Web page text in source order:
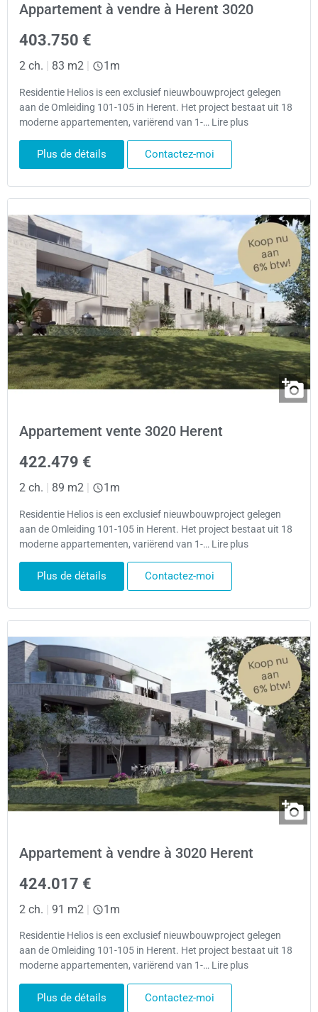
Appartement à vendre à Herent 3020
403.750 €
2 ch. 83 m2 1m
Residentie Helios is een exclusief nieuwbouwproject gelegen
aan de Omleiding 101-105 in Herent. Het project bestaat uit 18
moderne appartementen, variërend van 1-… Lire plus
Plus de détails Contactez-moi
Appartement vente 3020 Herent
422.479 €
2 ch. 89 m2 1m
Residentie Helios is een exclusief nieuwbouwproject gelegen
aan de Omleiding 101-105 in Herent. Het project bestaat uit 18
moderne appartementen, variërend van 1-… Lire plus
Plus de détails Contactez-moi
Appartement à vendre à 3020 Herent
424.017 €
2 ch. | 91 m2 | 1m
Residentie Helios is een exclusief nieuwbouwproject gelegen
aan de Omleiding 101-105 in Herent. Het project bestaat uit 18
moderne appartementen, variërend van 1-… Lire plus
Plus de détails Contactez-moi